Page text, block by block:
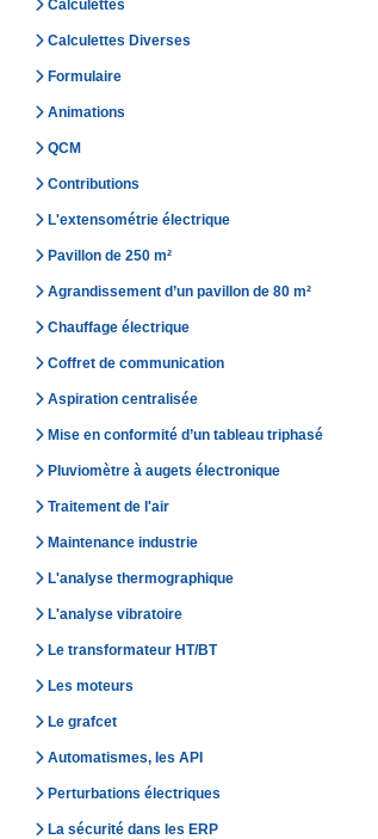
Calculettes
Calculettes Diverses
Formulaire
Animations
QCM
Contributions
L'extensométrie électrique
Pavillon de 250 m²
Agrandissement d’un pavillon de 80 m²
Chauffage électrique
Coffret de communication
Aspiration centralisée
Mise en conformité d’un tableau triphasé
Pluviomètre à augets électronique
Traitement de l'air
Maintenance industrie
L'analyse thermographique
L'analyse vibratoire
Le transformateur HT/BT
Les moteurs
Le grafcet
Automatismes, les API
Perturbations électriques
La sécurité dans les ERP